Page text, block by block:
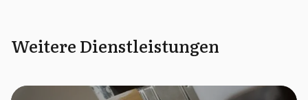
Weitere Dienstleistungen